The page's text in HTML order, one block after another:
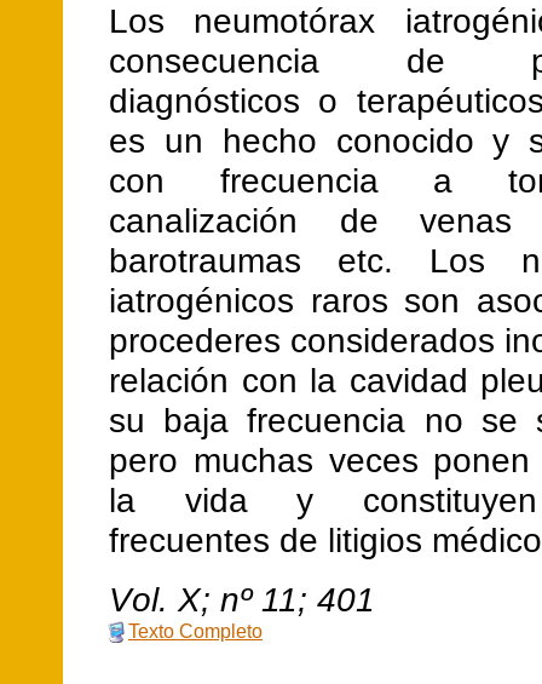
Los neumotórax
consecuencia de
diagnósticos o
es un hecho conocido y
con frecuencia a
canalización de venas
barotraumas etc. Los
iatrogénicos raros son
procederes considerados
relación con la cavidad
su baja frecuencia no se
pero muchas veces
la vida y constituyen
frecuentes de litigios
Vol. X; nº 11; 401
Texto Completo